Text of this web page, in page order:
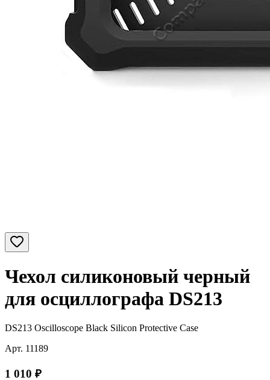
Чехол силиконовый черный
для осциллографа DS213
DS213 Oscilloscope Black Silicon Protective Case
Арт. 11189
1 010 ₽